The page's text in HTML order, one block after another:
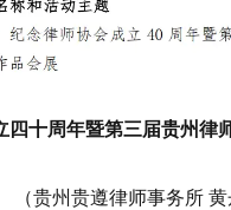
四十周年暨第三届贵州律
（贵州贵遵律师事务所 黄